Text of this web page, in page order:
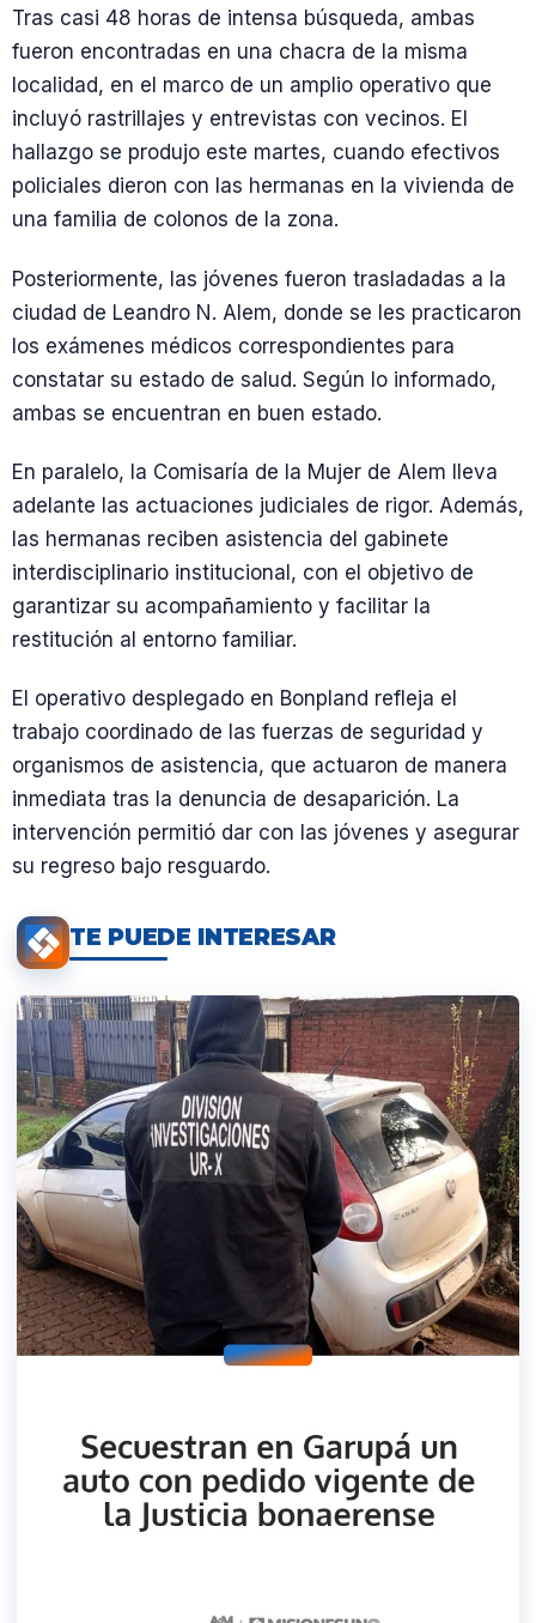
Tras casi 48 horas de intensa búsqueda, ambas
fueron encontradas en una chacra de la misma
localidad, en el marco de un amplio operativo que
incluyó rastrillajes y entrevistas con vecinos. El
hallazgo se produjo este martes, cuando efectivos
policiales dieron con las hermanas en la vivienda de
una familia de colonos de la zona.
Posteriormente, las jóvenes fueron trasladadas a la
ciudad de Leandro N. Alem, donde se les practicaron
los exámenes médicos correspondientes para
constatar su estado de salud. Según lo informado,
ambas se encuentran en buen estado.
En paralelo, la Comisaría de la Mujer de Alem lleva
adelante las actuaciones judiciales de rigor. Además,
las hermanas reciben asistencia del gabinete
interdisciplinario institucional, con el objetivo de
garantizar su acompañamiento y facilitar la
restitución al entorno familiar.
El operativo desplegado en Bonpland refleja el
trabajo coordinado de las fuerzas de seguridad y
organismos de asistencia, que actuaron de manera
inmediata tras la denuncia de desaparición. La
intervención permitió dar con las jóvenes y asegurar
su regreso bajo resguardo.
TE PUEDE INTERESAR